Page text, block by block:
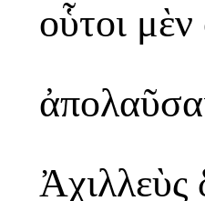
οὗτοι
Ἀχιλλεὺς